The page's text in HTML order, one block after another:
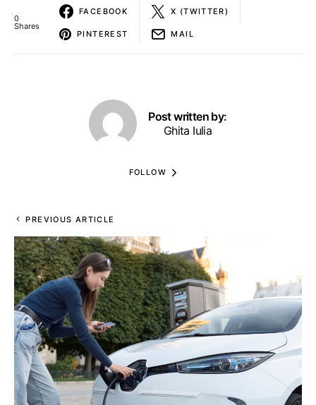
0
Shares
FACEBOOK X (TWITTER)
PINTEREST MAIL
Post written by:
Ghita Iulia
FOLLOW
PREVIOUS ARTICLE